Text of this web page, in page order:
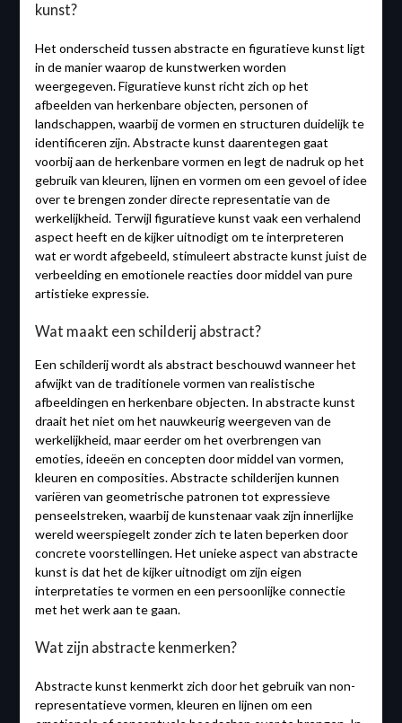
kunst?
Het onderscheid tussen abstracte en figuratieve kunst ligt
in de manier waarop de kunstwerken worden
weergegeven. Figuratieve kunst richt zich op het
afbeelden van herkenbare objecten, personen of
landschappen, waarbij de vormen en structuren duidelijk te
identificeren zijn. Abstracte kunst daarentegen gaat
voorbij aan de herkenbare vormen en legt de nadruk op het
gebruik van kleuren, lijnen en vormen om een gevoel of idee
over te brengen zonder directe representatie van de
werkelijkheid. Terwijl figuratieve kunst vaak een verhalend
aspect heeft en de kijker uitnodigt om te interpreteren
wat er wordt afgebeeld, stimuleert abstracte kunst juist de
verbeelding en emotionele reacties door middel van pure
artistieke expressie.
Wat maakt een schilderij abstract?
Een schilderij wordt als abstract beschouwd wanneer het
afwijkt van de traditionele vormen van realistische
afbeeldingen en herkenbare objecten. In abstracte kunst
draait het niet om het nauwkeurig weergeven van de
werkelijkheid, maar eerder om het overbrengen van
emoties, ideeën en concepten door middel van vormen,
kleuren en composities. Abstracte schilderijen kunnen
variëren van geometrische patronen tot expressieve
penseelstreken, waarbij de kunstenaar vaak zijn innerlijke
wereld weerspiegelt zonder zich te laten beperken door
concrete voorstellingen. Het unieke aspect van abstracte
kunst is dat het de kijker uitnodigt om zijn eigen
interpretaties te vormen en een persoonlijke connectie
met het werk aan te gaan.
Wat zijn abstracte kenmerken?
Abstracte kunst kenmerkt zich door het gebruik van non-
representatieve vormen, kleuren en lijnen om een